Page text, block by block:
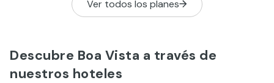
Ver todos los planes
Descubre Boa Vista a través de
nuestros hoteles